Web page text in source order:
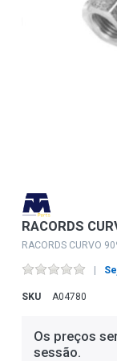
RACORDS
RACORDS CURVO
SKU A04780
Os preços
sessão.